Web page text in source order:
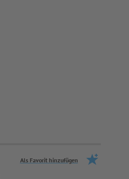
Als Favorit hinzufügen